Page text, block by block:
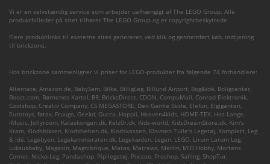
Vi er en selvstændig service som arbejder uafhængigt af The LEGO Group. Alle
produktbilleder på sitet tilhører The LEGO Group og er copyrightbeskyttede.
Flere produktlinks til eksterne sites genererer, ved klik og gennemført køb, indtjening
til brickzone.
Hos brickzone sammenligner vi priser for LEGO-produkter fra følgende 74 forhandlere:
Alternate, Amazon.de, BabySam, Bilka, BilligLeg, Billund Airport, Bog&idé, Boligcenter,
Boozt.com, Børnenes Kartel, BR, BricksDirect, CDON, CompuMail, Conrad Elektronik,
Coolshop, Creativ Company, CS MEGASTORE, Den Gamle Skole, Elefun, Elgiganten,
Eurotoys, føtex, Fruugo, Geekd, Gucca, Happii, Heaven4kids, HOME-TEX, Hos Lange,
iMusic, Jollyroom, Kalaskongen.dk, Kelz0r.dk, Kids-world, KidsDreamStore.dk, Kim's
Kram, Klodsbiksen, Klodshelten.dk, Klodskassen, Klovnen Tulle's Legetøj, Komplett, Leg
& idé, Legebyen, Legekammeraten.dk, Legekæden, Legen, LEGO, Lirum Larum Leg,
Luksusbaby, Magasin, Magnibrique, Matas, Matraws, Merlin, MID Hobby, Mortens
Corner, Nicko-Leg, Pandashop, Pipilegetøj, Pixizoo, Proshop, Salling, ShopTur,